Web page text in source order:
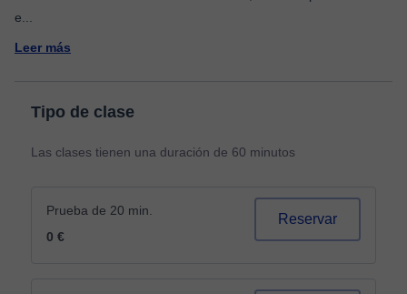
e
Leer más
Tipo de clase
Las clases tienen una duración de 60 minutos
Prueba de 20 min.
0 €
Reservar